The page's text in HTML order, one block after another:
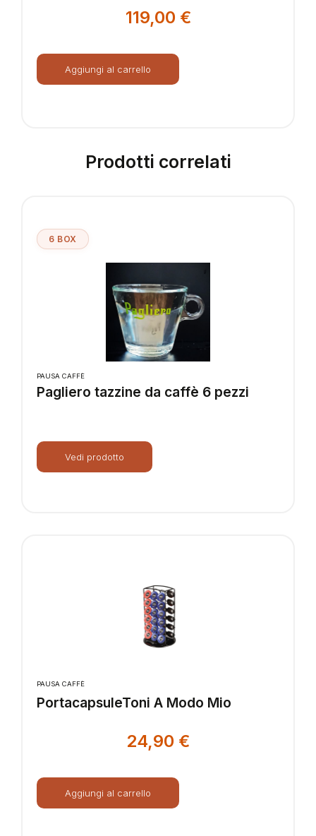
119,00 €
Aggiungi al carrello
Prodotti correlati
6 BOX
PAUSA CAFFÈ
Pagliero tazzine da caffè 6 pezzi
Vedi prodotto
PAUSA CAFFÈ
PortacapsuleToni A Modo Mio
24,90 €
Aggiungi al carrello